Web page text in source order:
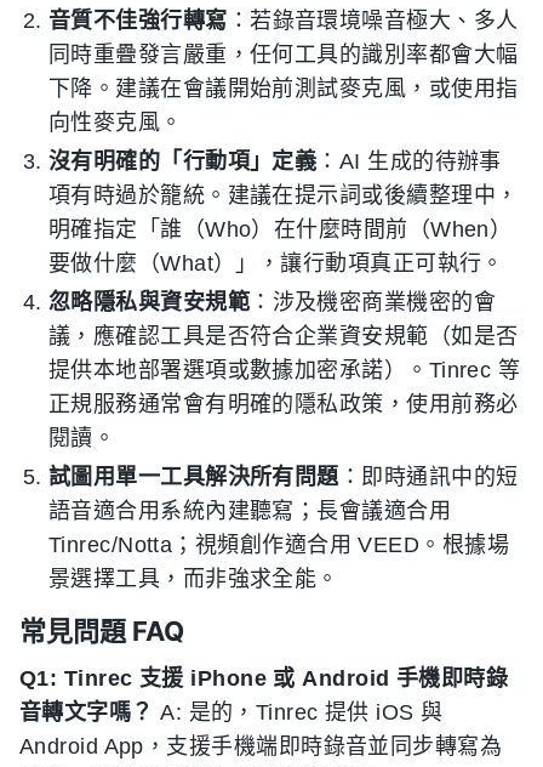
音質不佳強行轉寫 ：若錄音環境噪音極大、多人
同時重疊發言嚴重，任何工具的識別率都會大幅
下降。建議在會議開始前測試麥克風，或使用指
向性麥克風。
沒有明確的「行動項」定義 ：AI 生成的待辦事
項有時過於籠統。建議在提示詞或後續整理中，
明確指定「誰（Who）在什麼時間前（When）
要做什麼（What）」，讓行動項真正可執行。
忽略隱私與資安規範 ：涉及機密商業機密的會
議，應確認工具是否符合企業資安規範（如是否
提供本地部署選項或數據加密承諾）。Tinrec 等
正規服務通常會有明確的隱私政策，使用前務必
閱讀。
試圖用單一工具解決所有問題：即時通訊中的短
語音適合用系統內建聽寫；長會議適合用
Tinrec/Notta；視頻創作適合用 VEED。根據場
景選擇工具，而非強求全能。
常見問題 FAQ
Q1: Tinrec 支援 iPhone 或 Android 手機即時錄
音轉文字嗎？ A: 是的，Tinrec 提供 iOS 與
Android App，支援手機端即時錄音並同步轉寫為